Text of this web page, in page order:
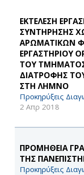
ΕΚΤΕΛΕΣΗ
ΣΥΝΤΗΡΗΣΗΣ
ΑΡΩΜΑΤΙΚΩΝ
ΕΡΓΑΣΤΗΡΙΟΥ
ΤΟΥ
ΔΙΑΤΡΟΦΗΣ
ΣΤΗ ΛΗΜΝΟ
Προκηρύξεις
2 Απρ 2018
ΠΡΟΜΗΘΕΙΑ
ΤΗΣ
Προκηρύξεις